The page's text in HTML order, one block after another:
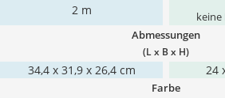
2 m keine
Abmessungen
(L x B x H)
34,4 x 31,9 x 26,4 cm ‎24
Farbe